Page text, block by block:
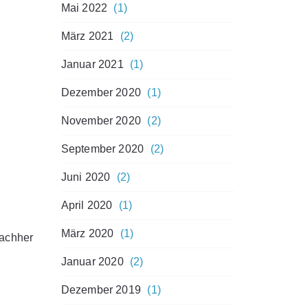
Mai 2022 (1)
März 2021 (2)
Januar 2021 (1)
Dezember 2020 (1)
November 2020 (2)
September 2020 (2)
Juni 2020 (2)
April 2020 (1)
März 2020 (1)
Januar 2020 (2)
Dezember 2019 (1)